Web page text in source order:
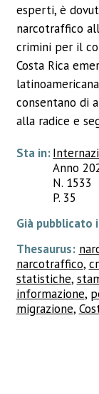
esperti, è
narcotraffico
crimini per il
Costa Rica
consentano di
alla radice e
Sta in:
Anno
N. 1533
P. 35
Già pubblicato
Thesaurus:
narcotraffico,
statistiche,
informazione,
migrazione,